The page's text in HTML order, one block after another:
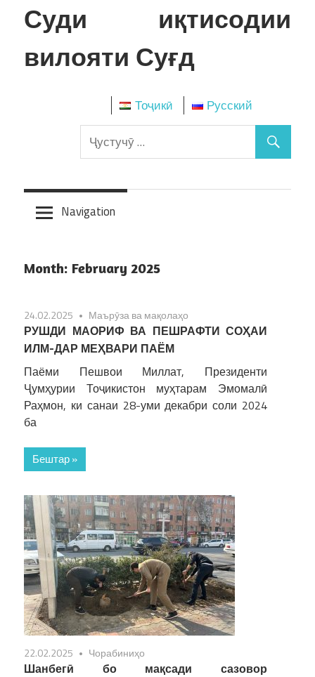
Skip
to
Суди иқтисодии
вилояти Суғд
Тоҷикӣ Русский
Navigation
Month: February 2025
24.02.2025 Маърӯза ва мақолаҳо
РУШДИ МАОРИФ ВА ПЕШРАФТИ СОҲАИ
ИЛМ-ДАР МЕҲВАРИ ПАЁМ
Паёми Пешвои Миллат, Президенти
Ҷумҳурии Тоҷикистон муҳтарам Эмомалӣ
Раҳмон, ки санаи 28-уми декабри соли 2024
ба
Бештар »
22.02.2025 Чорабиниҳо
Шанбегӣ бо мақсади сазовор